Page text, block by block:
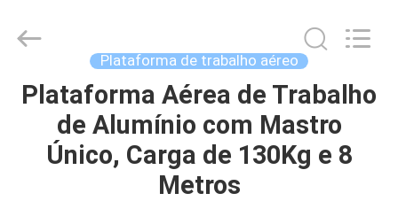
PARA
CASA
MACHINERY
Reserved.
Plataforma de trabalho aéreo
Plataforma Aérea de Trabalho
de Alumínio com Mastro
Único, Carga de 130Kg e 8
Metros